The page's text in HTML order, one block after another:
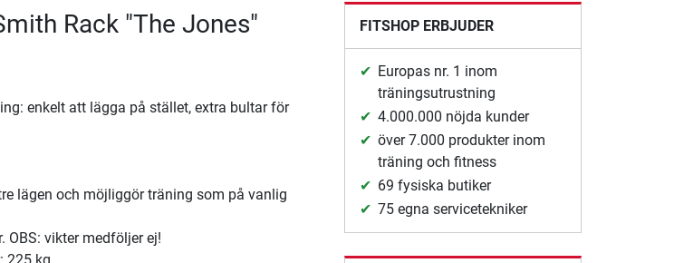
Rack "The Jones"
enkelt att lägga på stället, extra bultar för
lägen och möjliggör träning som på vanlig
OBS: vikter medföljer ej!
FITSHOP ERBJUDER
Europas nr. 1 inom
träningsutrustning
4.000.000 nöjda kunder
över 7.000 produkter inom
träning och fitness
69 fysiska butiker
75 egna servicetekniker